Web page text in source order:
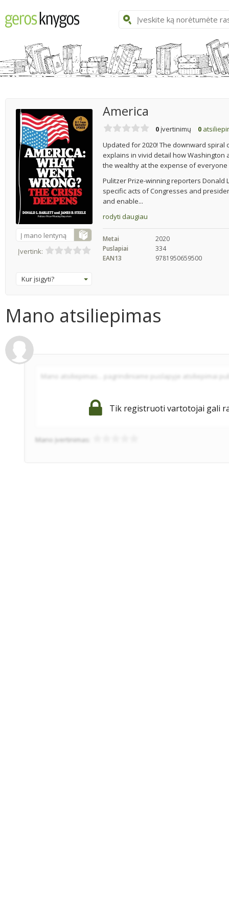
Į mano lentyną
Įvertink:
Kur įsigyti?
America
0 įvertinimų 0
Updated for 2020! The downward spiral
explains in vivid detail how Washington
the wealthy at the expense of everyone
Pulitzer Prize-winning reporters Donald
specific acts of Congresses and
and enable...
rodyti daugiau
Metai
2020
Puslapiai
334
EAN13
9781950659500
Mano atsiliepimas
Tik registruoti vartotojai gali
Mano įvertinimas: